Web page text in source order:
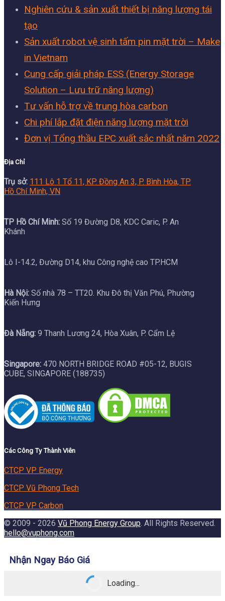
Nghiên cứu & sản xuất thiết bị năng lượng tái
tạo
Sản xuất robot vệ sinh tấm pin mặt trời – Make
in Vietnam
Cung cấp giải pháp ESS (Energy Storage
Solution – Lưu trữ năng lượng)
Tư vấn hỗ trợ về trung hòa carbon
Chi phí lắp đặt điện năng lượng mặt trời
Đơn vị Tổng thầu EPC xuất sắc nhất năm 2022
Địa Chỉ
Trụ sở: 111 Lô 1 Tổ 11, KP. Đồng An 3, P. Bình Hòa, TP.
Hồ Chí Minh, VN
TP Hồ Chí Minh: Số 19 Đường D8, KDC Caric, P. An
Khánh
Lô I-14.2, Đường D14, khu Công nghệ cao TP.HCM
Hà Nội: Số nhà 78 – TT20. Khu Đô thị Văn Phú, Phường
Kiến Hưng
Đà Nẵng: 9 Thanh Lương 24, Hòa Xuân, P. Cẩm Lệ
Singapore: 470 NORTH BRIDGE ROAD #05-12, BUGIS
CUBE, SINGAPORE (188735)
Các Công Ty Thành Viên
CTCP VP Energy
CTCP Vũ Phong Tech
CTCP VP Carbon
© 2009 - 2026 Vũ Phong Energy Group. All Rights Reserved.
hello@vuphong.com
Nhận Ngay Báo Giá
Loading...